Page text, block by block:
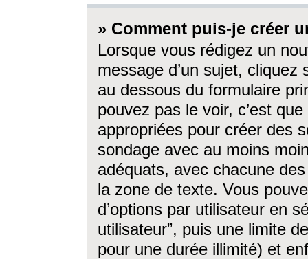
» Comment puis-je créer
Lorsque vous rédigez un
message d’un sujet, cliquez
au dessous du formulaire
pouvez pas le voir, c’est
appropriées pour créer des
sondage avec au moins
adéquats, avec chacune
la zone de texte. Vous
d’options par utilisateur en
utilisateur”, puis une limite
pour une durée illimité) et